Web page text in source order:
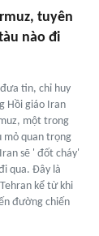
tuyên
nào đi
tin, chỉ huy
Hồi giáo Iran
một trong
mỏ quan trọng
sẽ ' đốt cháy'
qua. Đây là
kể từ khi
đường chiến